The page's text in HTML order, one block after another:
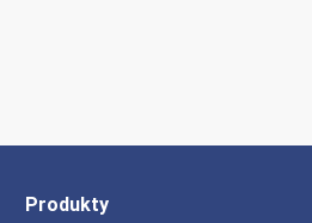
Produkty